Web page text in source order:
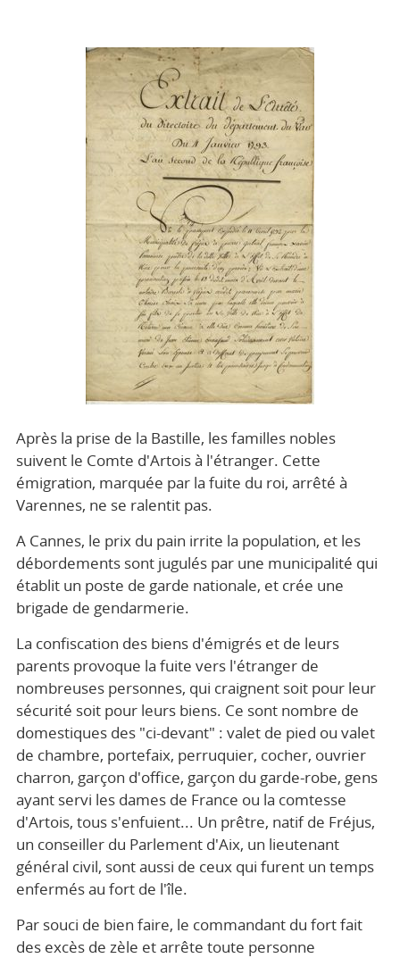
Après la prise de la Bastille, les familles nobles
suivent le Comte d'Artois à l'étranger. Cette
émigration, marquée par la fuite du roi, arrêté à
Varennes, ne se ralentit pas.
A Cannes, le prix du pain irrite la population, et les
débordements sont jugulés par une municipalité qui
établit un poste de garde nationale, et crée une
brigade de gendarmerie.
La confiscation des biens d'émigrés et de leurs
parents provoque la fuite vers l'étranger de
nombreuses personnes, qui craignent soit pour leur
sécurité soit pour leurs biens. Ce sont nombre de
domestiques des "ci-devant" : valet de pied ou valet
de chambre, portefaix, perruquier, cocher, ouvrier
charron, garçon d'office, garçon du garde-robe, gens
ayant servi les dames de France ou la comtesse
d'Artois, tous s'enfuient... Un prêtre, natif de Fréjus,
un conseiller du Parlement d'Aix, un lieutenant
général civil, sont aussi de ceux qui furent un temps
enfermés au fort de l'île.
Par souci de bien faire, le commandant du fort fait
des excès de zèle et arrête toute personne